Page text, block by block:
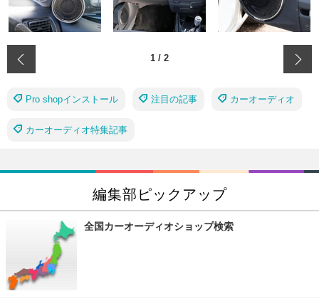
1 / 2
Pro shopインストール 注目の記事 カーオーディオ
カーオーディオ特集記事
編集部ピックアップ
全国カーオーディオショップ検索